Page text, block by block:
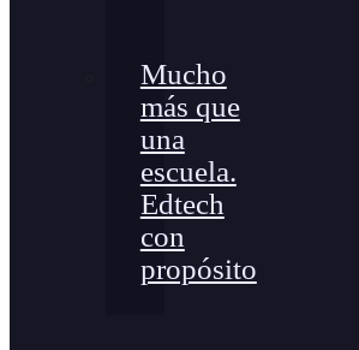
Mucho
más que
una
escuela.
Edtech
con
propósito